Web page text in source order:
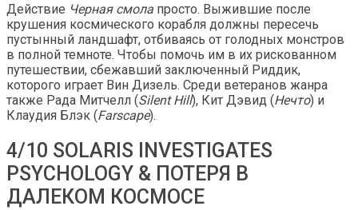
Действие Черная смола просто. Выжившие после
крушения космического корабля должны пересечь
пустынный ландшафт, отбиваясь от голодных монстров
в полной темноте. Чтобы помочь им в их рискованном
путешествии, сбежавший заключенный Риддик,
которого играет Вин Дизель. Среди ветеранов жанра
также Рада Митчелл (Silent Hill), Кит Дэвид (Нечто) и
Клаудия Блэк (Farscape).
4/10 SOLARIS INVESTIGATES
PSYCHOLOGY & ПОТЕРЯ В
ДАЛЕКОМ КОСМОСЕ